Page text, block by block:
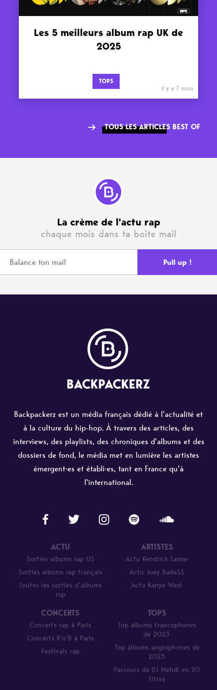
Les 5 meilleurs album rap UK de
2025
TOPS
il y a 7 mois
TOUS LES ARTICLES BEST OF
La crème de l'actu rap
chaque mois dans ta boite mail
Backpackerz est un média français dédié à l'actualité et
à la culture du hip-hop. À travers des articles, des
interviews, des playlists, des chroniques d'albums et des
dossiers de fond, le média met en lumière les artistes
émergent·es et établi·es, tant en France qu'à
l'international.
ACTU
Sorties albums rap US
Sorties albums rap français
Toutes les sorties d’albums
rap
ARTISTES
Actu Kendrick Lamar
Actu Joey Bada$$
Actu Kanye West
CONCERTS
Concerts rap à Paris
Concerts R’n’B à Paris
Festivals rap
TOPS
Top albums francophones
de 2023
Top albums anglophones de
2023
Parcours de DJ Mehdi en 20
titres